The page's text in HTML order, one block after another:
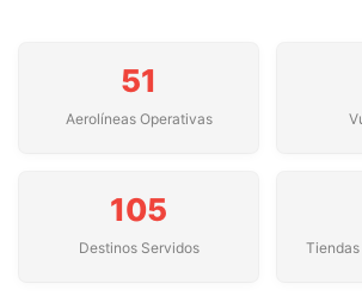
51
Aerolíneas Operativas
105
Destinos Servidos